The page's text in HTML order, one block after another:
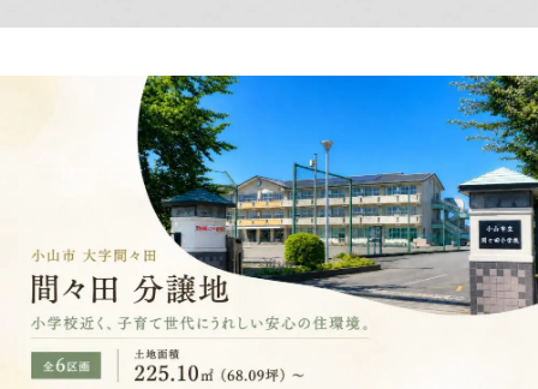
資料請求
お問い合わせ
お電話での
せ
0120-37-
1806